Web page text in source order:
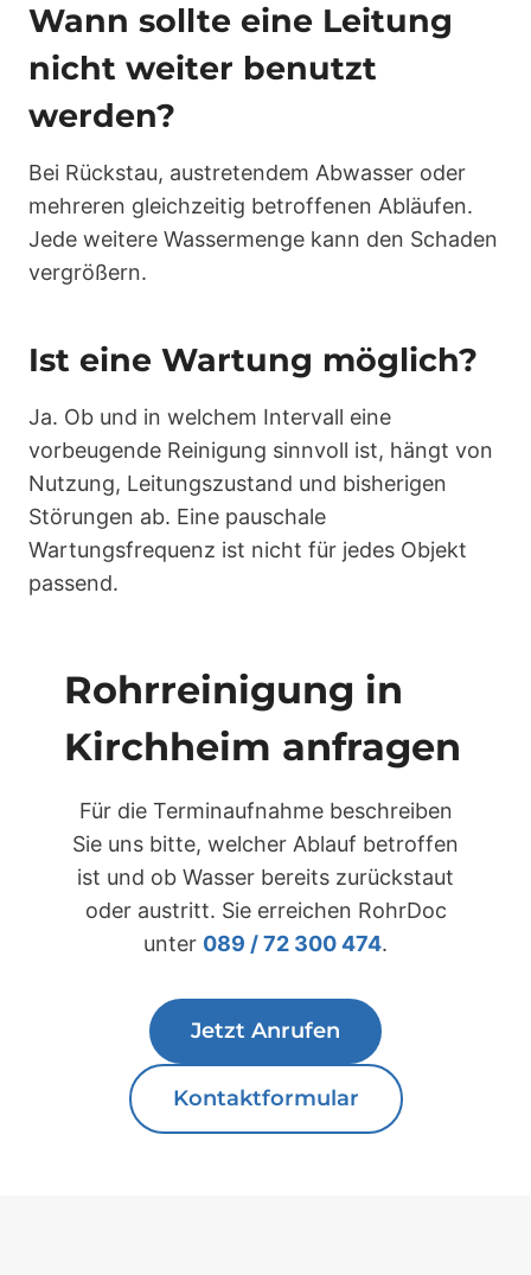
Wann sollte eine Leitung
nicht weiter benutzt
werden?
Bei Rückstau, austretendem Abwasser oder
mehreren gleichzeitig betroffenen Abläufen.
Jede weitere Wassermenge kann den Schaden
vergrößern.
Ist eine Wartung möglich?
Ja. Ob und in welchem Intervall eine
vorbeugende Reinigung sinnvoll ist, hängt von
Nutzung, Leitungszustand und bisherigen
Störungen ab. Eine pauschale
Wartungsfrequenz ist nicht für jedes Objekt
passend.
Rohrreinigung in
Kirchheim anfragen
Für die Terminaufnahme beschreiben
Sie uns bitte, welcher Ablauf betroffen
ist und ob Wasser bereits zurückstaut
oder austritt. Sie erreichen RohrDoc
unter 089 / 72 300 474.
Jetzt Anrufen
Kontaktformular